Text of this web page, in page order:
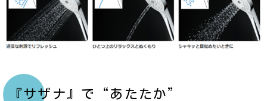
『サザナ』で“あたたか”